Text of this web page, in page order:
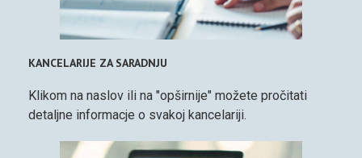
KANCELARIJE ZA SARADNJU
Klikom na naslov ili na "opširnije" možete pročitati
detaljne informacje o svakoj kancelariji.